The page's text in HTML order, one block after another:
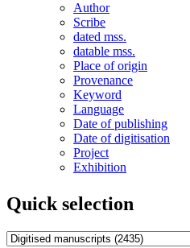
Author
Scribe
dated mss.
datable mss.
Place of origin
Provenance
Keyword
Language
Date of publishing
Date of digitisation
Project
Exhibition
Quick selection